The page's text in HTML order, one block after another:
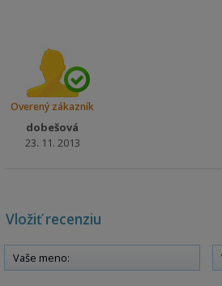
Overený zákazník
dobešová
23. 11. 2013
Vložiť recenziu